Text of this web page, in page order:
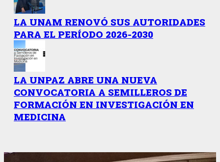
LA UNAM RENOVÓ SUS AUTORIDADES
PARA EL PERÍODO 2026-2030
LA UNPAZ ABRE UNA NUEVA
CONVOCATORIA A SEMILLEROS DE
FORMACIÓN EN INVESTIGACIÓN EN
MEDICINA